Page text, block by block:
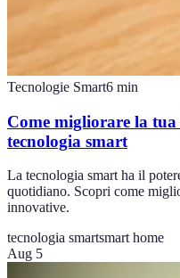
Tecnologie Smart6 min
Come migliorare la
tecnologia smart
La tecnologia smart ha il
quotidiano. Scopri come
innovative.
tecnologia smartsmart home
Aug 5